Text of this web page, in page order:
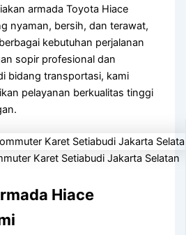
armada Toyota Hiace
nyaman, bersih, dan terawat,
kebutuhan perjalanan
sopir profesional dan
bidang transportasi, kami
pelayanan berkualitas tinggi
Karet Setiabudi Jakarta Selatan
Hiace